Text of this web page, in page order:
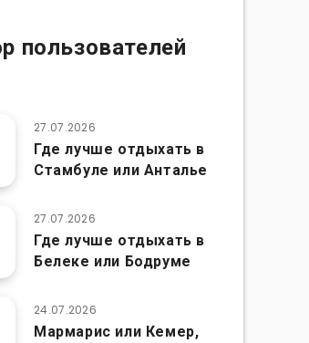
пользователей
27.07.2026
Где лучше отдыхать в
Стамбуле или Анталье
27.07.2026
Где лучше отдыхать в
Белеке или Бодруме
24.07.2026
Мармарис или Кемер,